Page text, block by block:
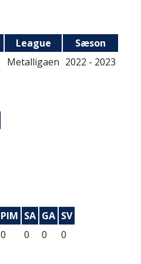
League
Sæson
Metalligaen 2022 - 2023
PIM SA GA SV
0 0 0 0